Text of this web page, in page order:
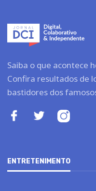
Saiba o que acontece
Confira resultados de
bastidores dos
ENTRETENIMENTO